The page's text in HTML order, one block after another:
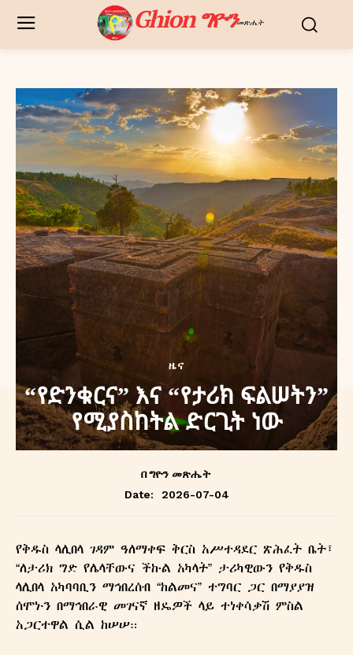
Ghion ግዮንመጽሔት
ዜና
“የድንቁርና” እና “የታሪክ ፍልሠትን”
የሚያስከትል ድርጊት ነው
በ ግዮን መጽሔት
Date:
2026-07-04
የቅዱስ ላሊበላ ገዳም ዓለማቀፍ ቅርስ አሥተዳደር ጽሕፈት ቤት፣
“ለታሪክ ግድ የሌላቸውና ችኩል አካላት” ታሪካዊውን የቅዱስ
ላሊበላ አካባባቢን ማኅበረሰብ “ከልመና” ተግባር ጋር በማያያዝ
ሰሞኑን በማኅበራዊ መገናኛ ዘዴዎች ላይ ተነቀሳቃሽ ምስል
አጋርተዋል ሲል ከሠሠ።